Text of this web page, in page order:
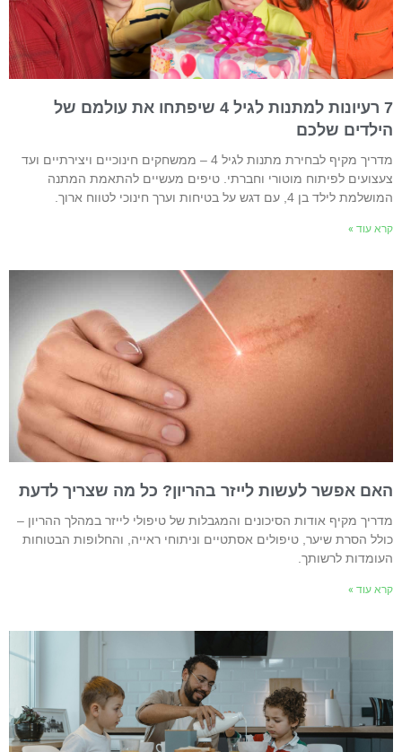
7 רעיונות למתנות לגיל 4 שיפתחו את עולמם של
שלכם
מדריך מקיף לבחירת מתנות לגיל 4 – ממשחקים חינוכיים ויצירתיים ועד
לפיתוח מוטורי וחברתי. טיפים מעשיים להתאמת המתנה
לילד בן 4, עם דגש על בטיחות וערך חינוכי לטווח ארוך.
עוד »
אפשר לעשות לייזר בהריון? כל מה שצריך לדעת
מקיף אודות הסיכונים והמגבלות של טיפולי לייזר במהלך ההריון –
הסרת שיער, טיפולים אסתטיים וניתוחי ראייה, והחלופות הבטוחות
לרשותך.
עוד »